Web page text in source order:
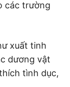
các trường
xuất tinh
dương vật
tình dục,